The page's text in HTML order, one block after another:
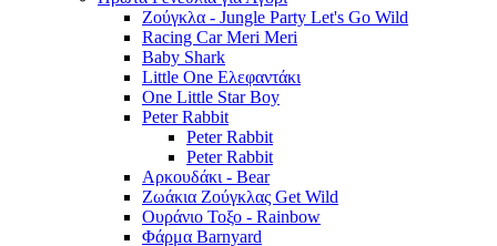
Ζούγκλα - Jungle Party Let's Go Wild
Racing Car Meri Meri
Baby Shark
Little One Ελεφαντάκι
One Little Star Boy
Peter Rabbit
Peter Rabbit
Peter Rabbit
Αρκουδάκι - Bear
Ζωάκια Ζούγκλας Get Wild
Ουράνιο Τοξο - Rainbow
Φάρμα Barnyard